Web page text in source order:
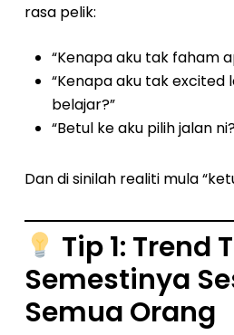
rasa pelik:
“Kenapa aku tak faham
“Kenapa aku tak excited
belajar?”
“Betul ke aku pilih jalan
Dan di sinilah realiti mula
Tip 1: Trend
Semestinya
Semua Orang